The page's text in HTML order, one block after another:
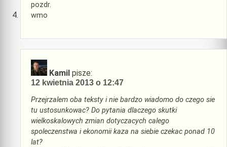
pozdr.
wmo
Kamil pisze:
12 kwietnia 2013 o 12:47
Przejrzalem oba teksty i nie bardzo wiadomo do czego sie
tu ustosunkowac? Do pytania dlaczego skutki
wielkoskalowych zmian dotyczacych calego
spoleczenstwa i ekonomii kaza na siebie czekac ponad 10
lat?